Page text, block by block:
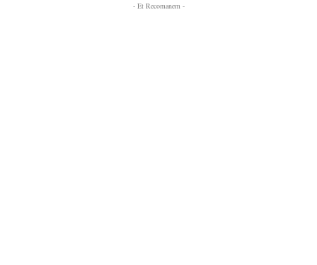
- Et Recomanem -